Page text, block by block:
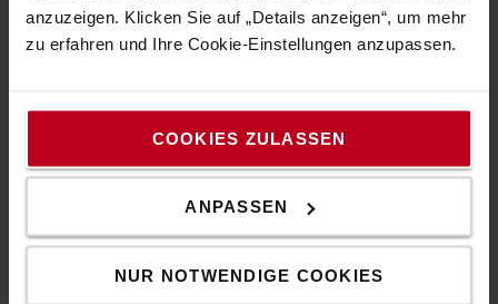
anzuzeigen. Klicken Sie auf „Details anzeigen“, um mehr
zu erfahren und Ihre Cookie-Einstellungen anzupassen.
COOKIES ZULASSEN
ANPASSEN
NUR NOTWENDIGE COOKIES
Stabile Stützarme
Robuste Stützarme gewährleisten eine hervorragende
Standsicherheit und hohe Nenntragfähigkeit.
Technische Eigenschaften